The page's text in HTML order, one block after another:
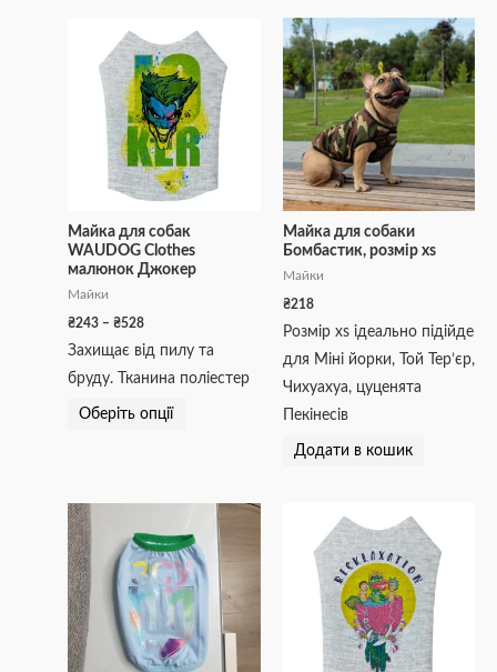
Майка для собак
WAUDOG Clothes
малюнок Джокер
Майки
₴243 – ₴528
цін:
від
₴243
до
₴528
Захищає від пилу та
бруду. Тканина поліестер
Оберіть опції
Цей
товар
має
кілька
варіантів.
Параметри
можна
вибрати
на
сторінці
Майка для собаки
Бомбастик, розмір xs
Майки
₴218
Розмір xs ідеально підійде
для Міні йорки, Той Тер’єр,
Чихуахуа, цуценята
Пекінесів
Додати в кошик
цін:
від
₴243
до
₴527
Цей
товар
має
кілька
варіантів.
Параметри